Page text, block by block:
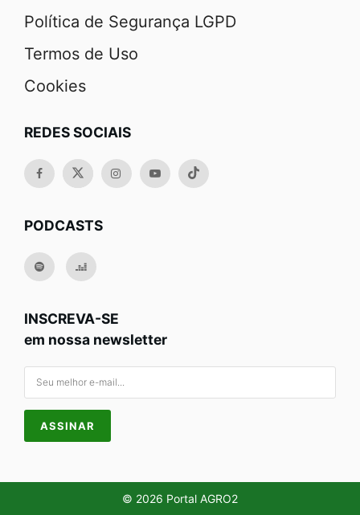
Política de Segurança LGPD
Termos de Uso
Cookies
REDES SOCIAIS
PODCASTS
INSCREVA-SE
em nossa newsletter
© 2026 Portal AGRO2